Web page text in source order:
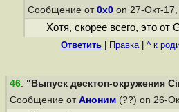
Сообщение от 0x0 on 27-Окт-
Хотя, скорее всего, это от
Ответить Правка| ^ к
46. "Выпуск десктоп-окружения
Сообщение от Аноним (??) on 26-